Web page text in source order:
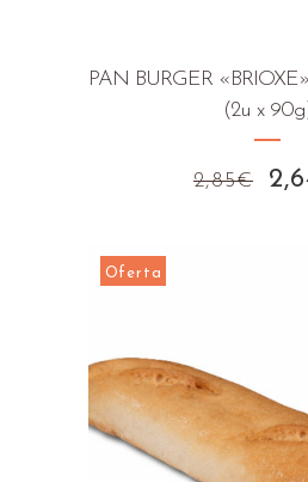
PAN BURGER
(2u x
2,85€
El
Oferta